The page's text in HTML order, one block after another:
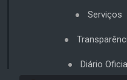
Serviços
Diário Oficial